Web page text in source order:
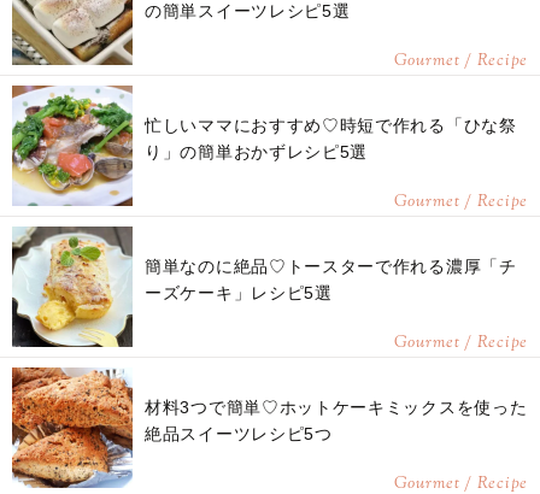
の簡単スイーツレシピ5選
Gourmet / Recipe
忙しいママにおすすめ♡時短で作れる「ひな祭
り」の簡単おかずレシピ5選
Gourmet / Recipe
簡単なのに絶品♡トースターで作れる濃厚「チ
ーズケーキ」レシピ5選
Gourmet / Recipe
材料3つで簡単♡ホットケーキミックスを使った
絶品スイーツレシピ5つ
Gourmet / Recipe